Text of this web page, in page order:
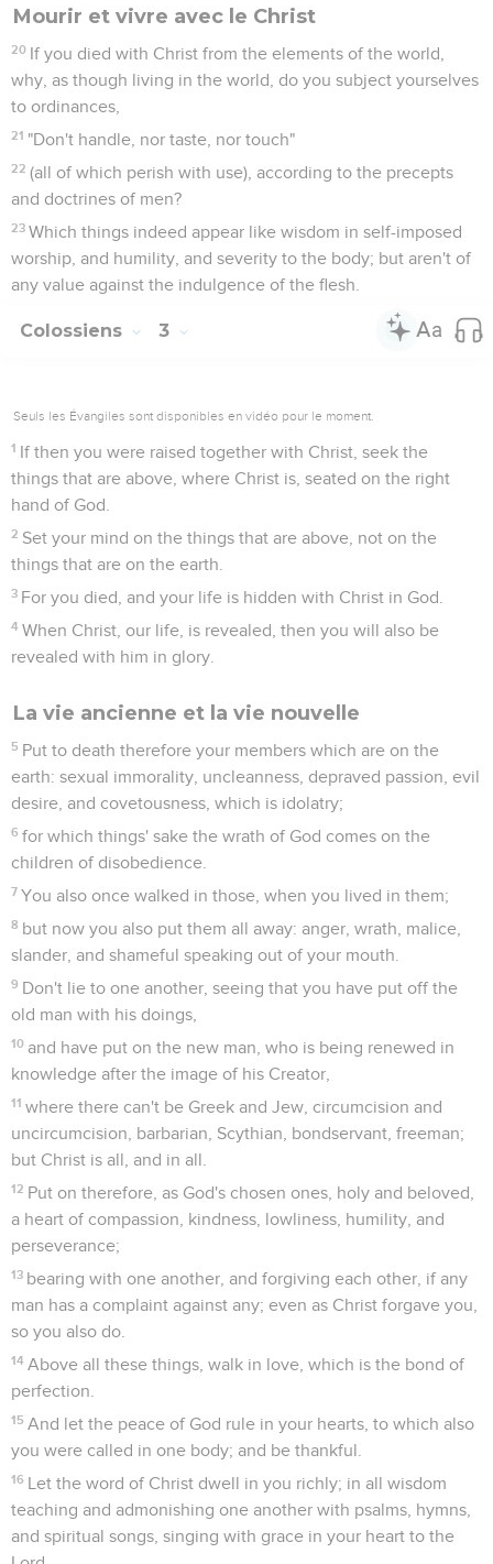
Mourir et vivre avec le Christ
20 If you died with Christ from the elements of the world,
why, as though living in the world, do you subject yourselves
to ordinances,
21 "Don't handle, nor taste, nor touch"
22 (all of which perish with use), according to the precepts
and doctrines of men?
23 Which things indeed appear like wisdom in self-imposed
worship, and humility, and severity to the body; but aren't of
any value against the indulgence of the flesh.
Colossiens 3
Seuls les Évangiles sont disponibles en vidéo pour le moment.
1 If then you were raised together with Christ, seek the
things that are above, where Christ is, seated on the right
hand of God.
2 Set your mind on the things that are above, not on the
things that are on the earth.
3 For you died, and your life is hidden with Christ in God.
4 When Christ, our life, is revealed, then you will also be
revealed with him in glory.
La vie ancienne et la vie nouvelle
5 Put to death therefore your members which are on the
earth: sexual immorality, uncleanness, depraved passion, evil
desire, and covetousness, which is idolatry;
6 for which things' sake the wrath of God comes on the
children of disobedience.
7 You also once walked in those, when you lived in them;
8 but now you also put them all away: anger, wrath, malice,
slander, and shameful speaking out of your mouth.
9 Don't lie to one another, seeing that you have put off the
old man with his doings,
10 and have put on the new man, who is being renewed in
knowledge after the image of his Creator,
11 where there can't be Greek and Jew, circumcision and
uncircumcision, barbarian, Scythian, bondservant, freeman;
but Christ is all, and in all.
12 Put on therefore, as God's chosen ones, holy and beloved,
a heart of compassion, kindness, lowliness, humility, and
perseverance;
13 bearing with one another, and forgiving each other, if any
man has a complaint against any; even as Christ forgave you,
so you also do.
14 Above all these things, walk in love, which is the bond of
perfection.
15 And let the peace of God rule in your hearts, to which also
you were called in one body; and be thankful.
16 Let the word of Christ dwell in you richly; in all wisdom
teaching and admonishing one another with psalms, hymns,
and spiritual songs, singing with grace in your heart to the